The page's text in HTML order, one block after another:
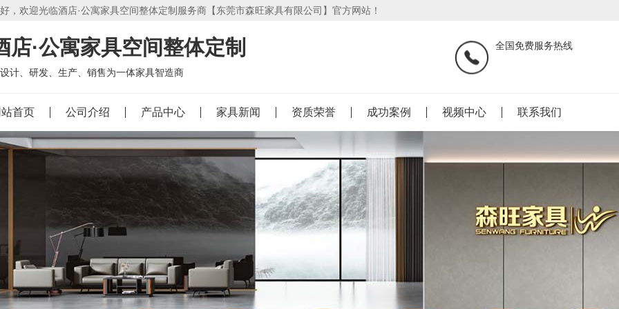
，欢迎光临酒店·公寓家具空间整体定制服务商【东莞市森旺家具有限公司】官方网站！
店·公寓家具空间整体定制
计、研发、生产、销售为一体家具智造商
全国免费服务热线
首页 公司介绍 产品中心 家具新闻 资质荣誉 成功案例 视频中心 联系我们